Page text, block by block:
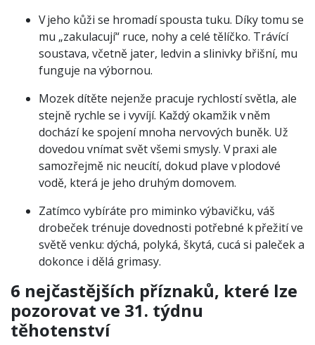
V jeho kůži se hromadí spousta tuku. Díky tomu se
mu „zakulacují“ ruce, nohy a celé tělíčko. Trávící
soustava, včetně jater, ledvin a slinivky břišní, mu
funguje na výbornou.
Mozek dítěte nejenže pracuje rychlostí světla, ale
stejně rychle se i vyvíjí. Každý okamžik v něm
dochází ke spojení mnoha nervových buněk. Už
dovedou vnímat svět všemi smysly. V praxi ale
samozřejmě nic neucítí, dokud plave v plodové
vodě, která je jeho druhým domovem.
Zatímco vybíráte pro miminko výbavičku, váš
drobeček trénuje dovednosti potřebné k přežití ve
světě venku: dýchá, polyká, škytá, cucá si paleček a
dokonce i dělá grimasy.
6 nejčastějších příznaků, které lze
pozorovat ve 31. týdnu
těhotenství